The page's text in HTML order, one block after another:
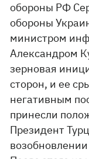
обороны РФ
обороны
министром
Александром
зерновая
сторон, и ее
негативным
принесли
Президент